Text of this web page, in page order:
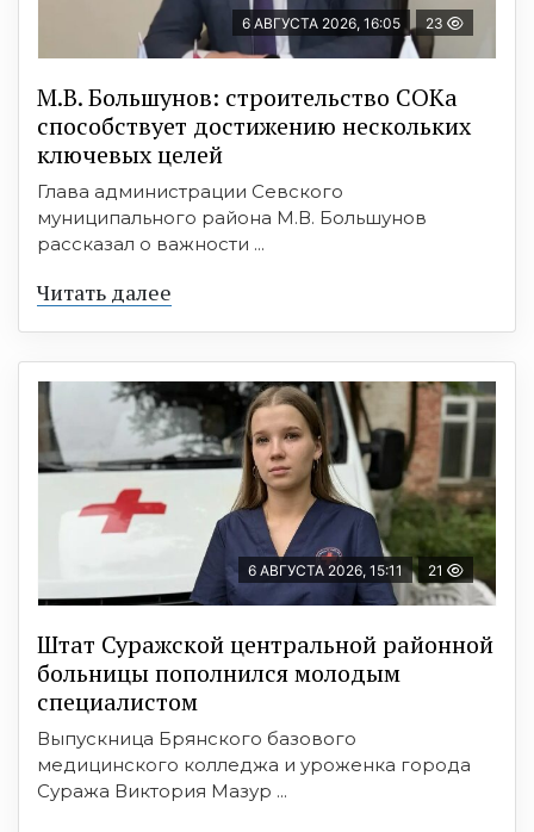
6 АВГУСТА 2026, 16:05 23
М.В. Большунов: строительство СОКа
способствует достижению нескольких
ключевых целей
Глава администрации Севского
муниципального района М.В. Большунов
рассказал о важности ...
Читать далее
6 АВГУСТА 2026, 15:11 21
Штат Суражской центральной районной
больницы пополнился молодым
специалистом
Выпускница Брянского базового
медицинского колледжа и уроженка города
Суража Виктория Мазур ...